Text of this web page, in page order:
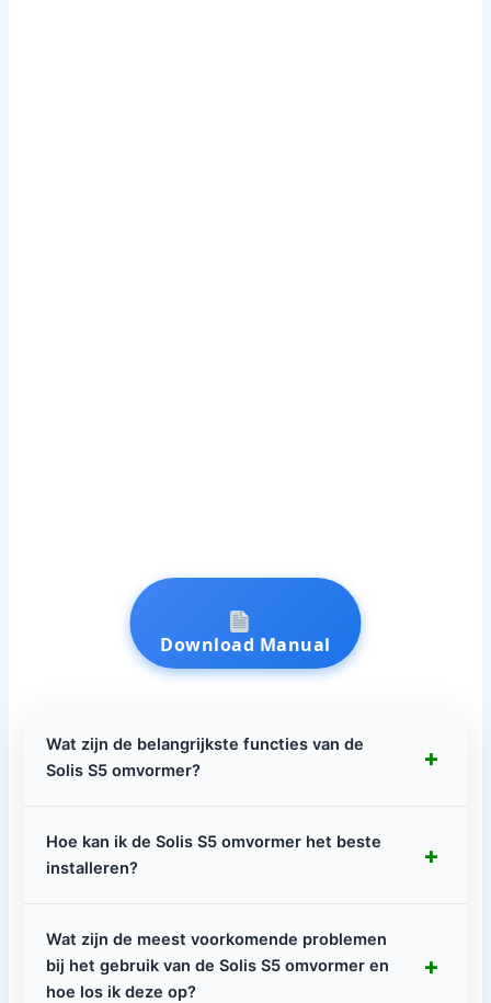
Download Manual
Wat zijn de belangrijkste functies van de
Solis S5 omvormer?
+
Hoe kan ik de Solis S5 omvormer het beste
installeren?
+
Wat zijn de meest voorkomende problemen
bij het gebruik van de Solis S5 omvormer en
hoe los ik deze op?
+